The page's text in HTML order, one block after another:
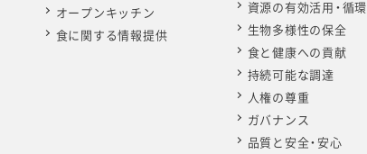
オープンキッチン
食に関する情報提供
資源の有効活用・循環
生物多様性の保全
食と健康への貢献
持続可能な調達
人権の尊重
ガバナンス
品質と安全・安心